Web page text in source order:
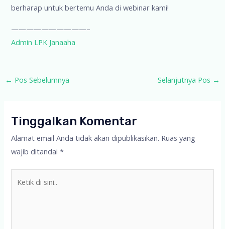
berharap untuk bertemu Anda di webinar kami!
——————————–
Admin LPK Janaaha
Post
← Pos Sebelumnya Selanjutnya Pos →
Tinggalkan Komentar
Alamat email Anda tidak akan dipublikasikan. Ruas yang
wajib ditandai*